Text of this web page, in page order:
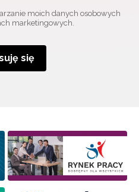
moich danych osobowych
marketingowych.
się
z najnowszymi